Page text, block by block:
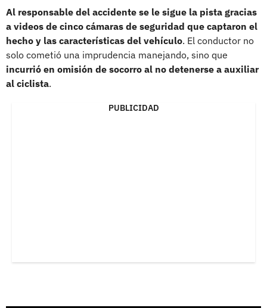
Al responsable del accidente se le sigue la pista gracias
a videos de cinco cámaras de seguridad que captaron el
hecho y las características del vehículo. El conductor no
solo cometió una imprudencia manejando, sino que
incurrió en omisión de socorro al no detenerse a auxiliar
al ciclista.
PUBLICIDAD